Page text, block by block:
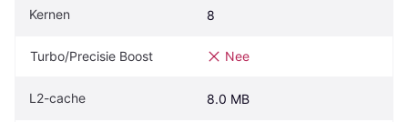
Kernen 8
Turbo/Precisie Boost Nee
L2-cache 8.0 MB